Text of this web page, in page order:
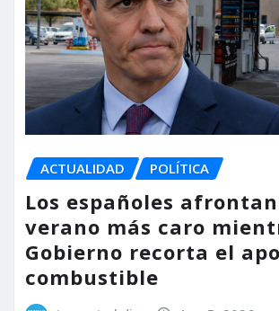
ACTUALIDAD POLÍTICA
Los españoles
verano más caro
Gobierno recorta el
combustible